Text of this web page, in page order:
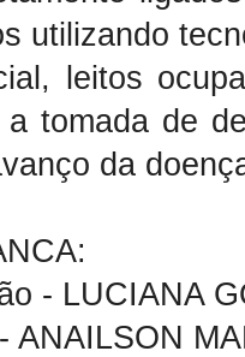
utilizando
leitos
tomada de
da
- LUCIANA
ANAILSON